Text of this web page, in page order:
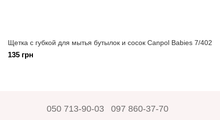
Щетка с губкой для мытья бутылок и сосок Canpol Babies 7/402
135 грн
050 713-90-03 097 860-37-70